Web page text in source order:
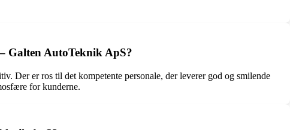
Galten AutoTeknik ApS?
Der er ros til det kompetente personale, der leverer god og smilende
for kunderne.